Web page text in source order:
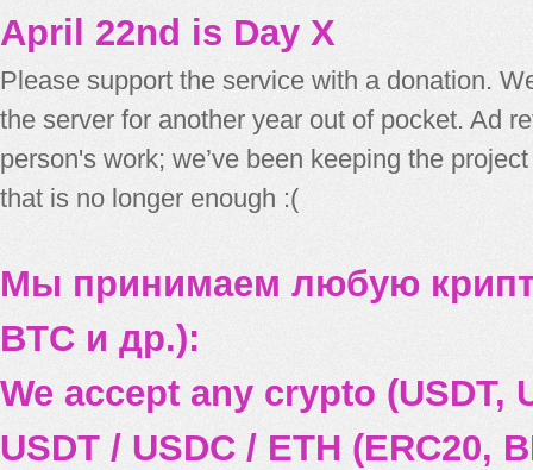
April 22nd is Day X
Please support the service with a donation.
the server for another year out of pocket. Ad
person's work; we’ve been keeping the
that is no longer enough :(
Мы принимаем любую
BTC и др.):
We accept any crypto (USDT,
USDT / USDC / ETH (ERC20,